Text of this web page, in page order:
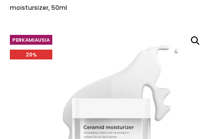
moistursizer, 50ml
PERKAMIAUSIA
20%